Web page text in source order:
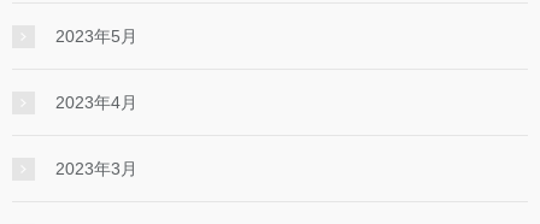
2023年5月
2023年4月
2023年3月